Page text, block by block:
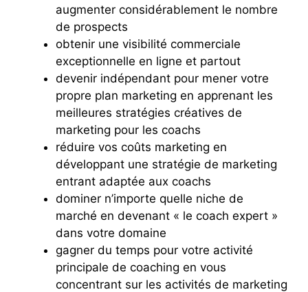
augmenter considérablement le nombre
de prospects
obtenir une visibilité commerciale
exceptionnelle en ligne et partout
devenir indépendant pour mener votre
propre plan marketing en apprenant les
meilleures stratégies créatives de
marketing pour les coachs
réduire vos coûts marketing en
développant une stratégie de marketing
entrant adaptée aux coachs
dominer n’importe quelle niche de
marché en devenant « le coach expert »
dans votre domaine
gagner du temps pour votre activité
principale de coaching en vous
concentrant sur les activités de marketing